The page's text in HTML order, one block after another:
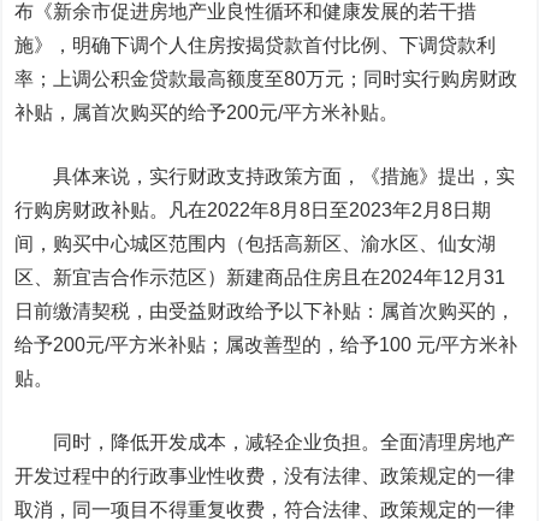
布《新余市促进房地产业良性循环和健康发展的若干措
施》，明确下调个人住房按揭贷款首付比例、下调贷款利
率；上调公积金贷款最高额度至80万元；同时实行购房财政
补贴，属首次购买的给予200元/平方米补贴。
具体来说，实行财政支持政策方面，《措施》提出，实
行购房财政补贴。凡在2022年8月8日至2023年2月8日期
间，购买中心城区范围内（包括高新区、渝水区、仙女湖
区、新宜吉合作示范区）新建商品住房且在2024年12月31
日前缴清契税，由受益财政给予以下补贴：属首次购买的，
给予200元/平方米补贴；属改善型的，给予100 元/平方米补
贴。
同时，降低开发成本，减轻企业负担。全面清理房地产
开发过程中的行政事业性收费，没有法律、政策规定的一律
取消，同一项目不得重复收费，符合法律、政策规定的一律